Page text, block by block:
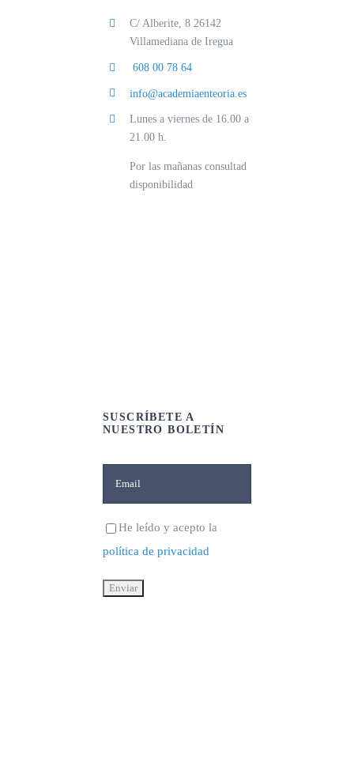
C/ Alberite, 8 26142
Villamediana de Iregua
608 00 78 64
info@academiaenteoria.es
Lunes a viernes de 16.00 a
21.00 h.
Por las mañanas consultad
disponibilidad
SUSCRÍBETE A
NUESTRO BOLETÍN
He leído y acepto la
política de privacidad